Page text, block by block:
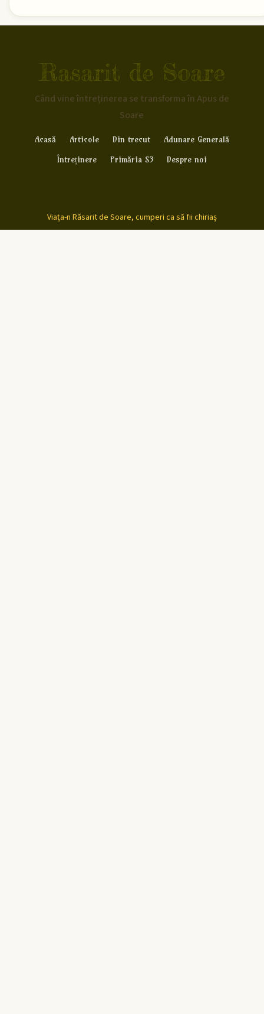
Rasarit de Soare
Când vine întreținerea se transforma în Apus de
Soare
Acasă Articole Din trecut
Adunare Generală
Întreținere
Primăria S3 Despre noi
Viața-n Răsarit de Soare, cumperi ca să fii chiriaș